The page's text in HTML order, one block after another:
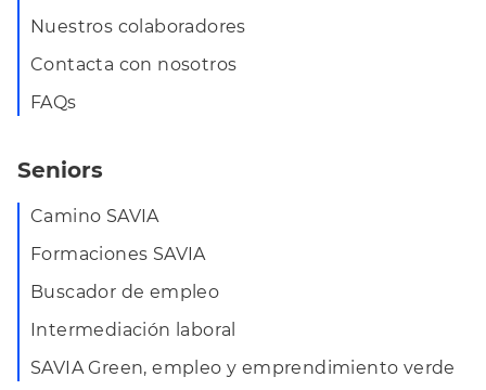
Nuestros colaboradores
Contacta con nosotros
FAQs
Seniors
Camino SAVIA
Formaciones SAVIA
Buscador de empleo
Intermediación laboral
SAVIA Green, empleo y emprendimiento verde